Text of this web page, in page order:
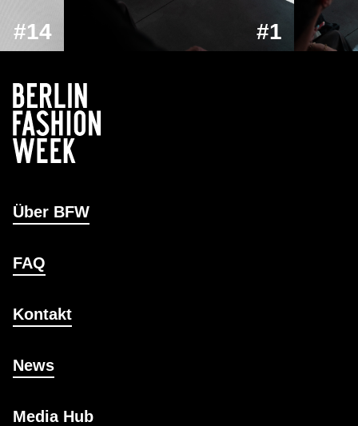
#14 #1
Über BFW
FAQ
Kontakt
News
Media Hub